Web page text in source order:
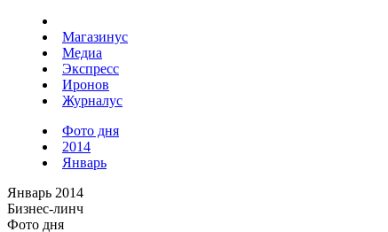
Магазинус
Медиа
Экспресс
Иронов
Журналус
Фото дня
2014
Январь
Январь 2014
Бизнес-линч
Фото дня